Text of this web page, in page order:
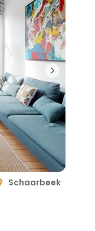
Schaarbeek